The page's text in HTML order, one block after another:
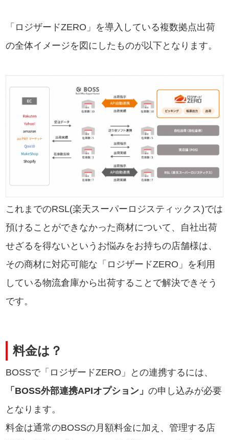
「ロジザードZERO」を導入している複数拠点出荷
の全体イメージを図にしたものが以下となります。
これまでのRSL(楽天スーパーロジスティックス)では
預けることができなかった商材について、自社出荷
せざるを得ないというお悩みをお持ちの店舗様は、
その商材に対応可能な「ロジザードZERO」を利用
している物流倉庫から出荷することで解決できそう
です。
料金は？
BOSSで「ロジザードZERO」との連携するには、
「BOSS外部連携APIオプション」の申し込みが必要
となります。
料金は通常のBOSSの月額料金に加え、管理する店